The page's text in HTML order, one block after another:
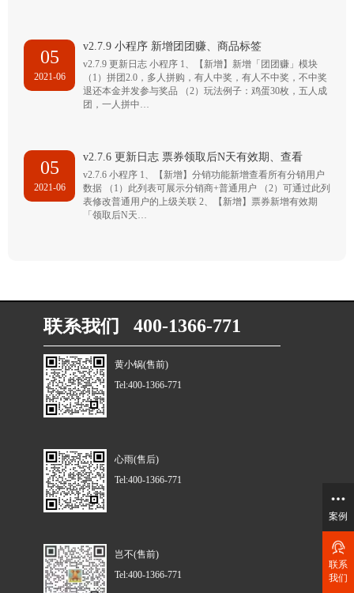
05
2021-06
v2.7.9 小程序 新增团团赚、商品标签
v2.7.9 更新日志 小程序 1、【新增】新增「团团赚」模块
（1）拼团2.0，多人拼购，有人中奖，有人不中奖，不中奖
退还本金并发参与奖品 （2）玩法例子：鸡蛋30枚，五人成
团，一人拼中…
05
2021-06
v2.7.6 更新日志 票券领取后N天有效期、查看
v2.7.6 小程序 1、【新增】分销功能新增查看所有分销用户
数据 （1）此列表可展示分销商+普通用户 （2）可通过此列
表修改普通用户的上级关联 2、【新增】票券新增有效期
「领取后N天…
联系我们 400-1366-771
黄小锅(售前)
Tel:400-1366-771
心雨(售后)
Tel:400-1366-771
岂不(售前)
Tel:400-1366-771
案例
联系
我们